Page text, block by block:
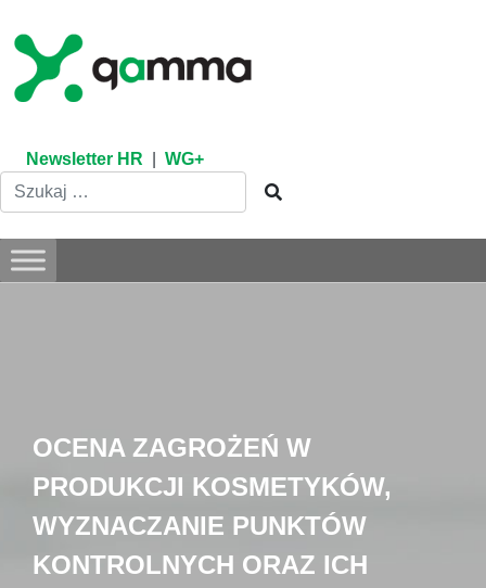
content
Newsletter HR WG+
OCENA ZAGROŻEŃ W
PRODUKCJI KOSMETYKÓW,
WYZNACZANIE PUNKTÓW
KONTROLNYCH ORAZ ICH